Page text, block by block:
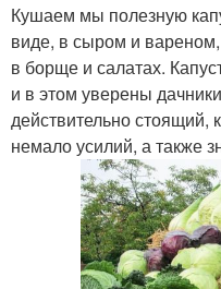
Кушаем мы полезную
виде, в сыром и
в борще и салатах.
и в этом уверены
действительно стоящий,
немало усилий, а также